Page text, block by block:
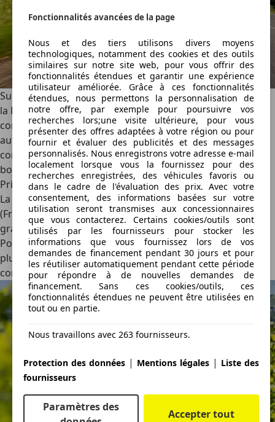
Sur notre parcours d'essai, sans ménagement particulier,
la B05 Design à grande batterie a relevé une
consommation moyenne de 14,2 kWh/100 km, soit une
autonomie réelle d'environ 457 km. Des chiffres qui
confirment que Leapmotor ne s'est pas contenté de faire
bonne figure sur sa fiche technique.
Prix
La B05 Life avec la petite batterie débute à 26 900 €
(France : 25 400 €), tandis que la version Design avec
grande batterie est affichée à 30 900 € (France : 27 400 €).
Pour ce tarif, presque tout est compris : pompe à chaleur,
plus de 400 km d'autonomie, équipement technologique
complet. La seule option est la couleur de carrosserie…
Fonctionnalités avancées de la page
Nous et des tiers utilisons divers moyens
technologiques, notamment des cookies et des outils
similaires sur notre site web, pour vous offrir des
fonctionnalités étendues et garantir une expérience
utilisateur améliorée. Grâce à ces fonctionnalités
étendues, nous permettons la personnalisation de
notre offre, par exemple pour poursuivre vos
recherches lors;une visite ultérieure, pour vous
présenter des offres adaptées à votre région ou pour
fournir et évaluer des publicités et des messages
personnalisés. Nous enregistrons votre adresse e-mail
localement lorsque vous la fournissez pour des
recherches enregistrées, des véhicules favoris ou
dans le cadre de l'évaluation des prix. Avec votre
consentement, des informations basées sur votre
utilisation seront transmises aux concessionnaires
que vous contacterez. Certains cookies/outils sont
utilisés par les fournisseurs pour stocker les
informations que vous fournissez lors de vos
demandes de financement pendant 30 jours et pour
les réutiliser automatiquement pendant cette période
pour répondre à de nouvelles demandes de
financement. Sans ces cookies/outils, ces
fonctionnalités étendues ne peuvent être utilisées en
tout ou en partie.
Nous travaillons avec 263 fournisseurs.
Protection des données | Mentions légales | Liste des
fournisseurs
Paramètres des
Accepter tout